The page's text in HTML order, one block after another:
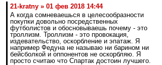
21-kratny » 01 фев 2018 14:44
А когда сомневаешься в целесообразности
покупки довольно посредственных
футболистов и обосновываешь почему - это
троллизм. Троллизм - это провокация,
издевательство, оскорбление и эпатаж. Я
например Федуна не называю ни барином ни
бейсболкой и оппонентов не оскорбляю. Я
просто считаю что Спартак достоин лучшего.